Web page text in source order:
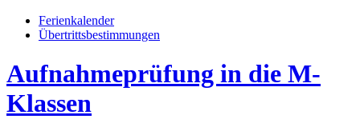
Ferienkalender
Übertrittsbestimmungen
Aufnahmeprüfung in die M-
Klassen